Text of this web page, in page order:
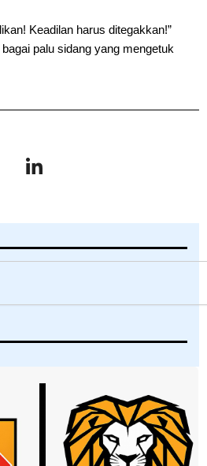
Keadilan harus ditegakkan!”
palu sidang yang mengetuk